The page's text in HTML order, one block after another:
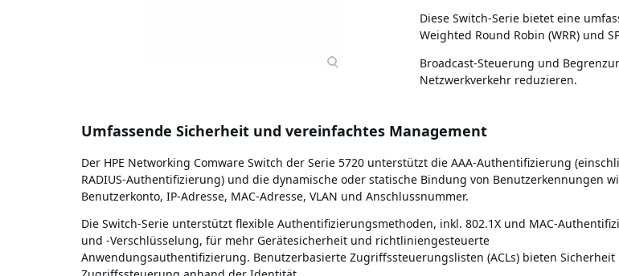
Diese Switch-Serie bietet eine
Weighted Round Robin (WRR) und
Broadcast-Steuerung und
Netzwerkverkehr reduzieren.
Umfassende Sicherheit und vereinfachtes Management
Der HPE Networking Comware Switch der Serie 5720 unterstützt die AAA-Authentifizierung
RADIUS-Authentifizierung) und die dynamische oder statische Bindung von Benutzerkennungen
Benutzerkonto, IP-Adresse, MAC-Adresse, VLAN und Anschlussnummer.
Die Switch-Serie unterstützt flexible Authentifizierungsmethoden, inkl. 802.1X und MAC-
und -Verschlüsselung, für mehr Gerätesicherheit und richtliniengesteuerte
Anwendungsauthentifizierung. Benutzerbasierte Zugriffssteuerungslisten (ACLs) bieten Sicherheit